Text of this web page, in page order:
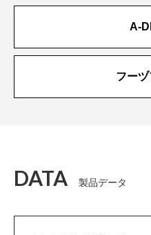
A-
フー
DATA 製品データ